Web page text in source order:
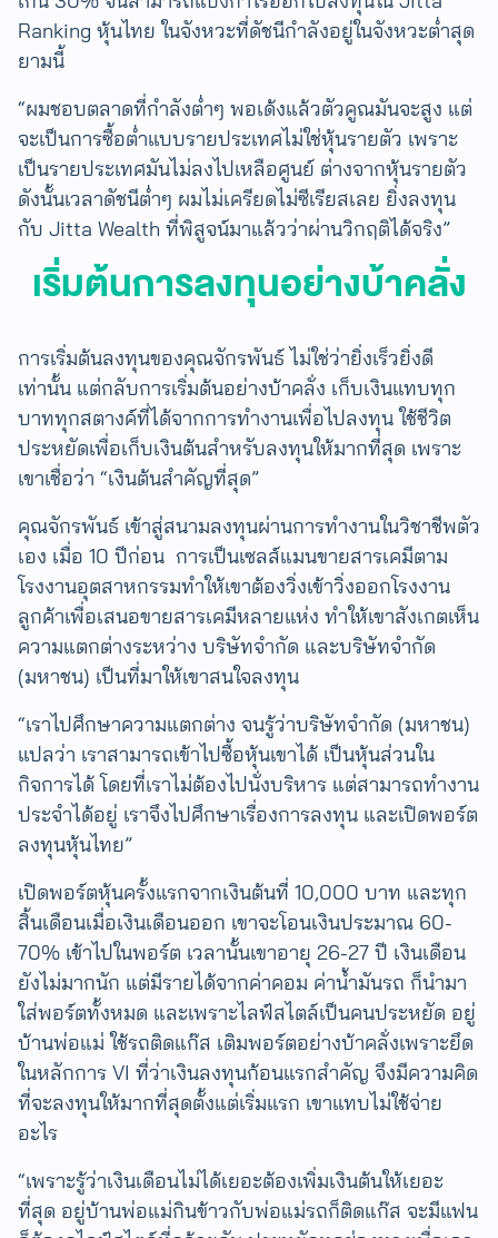
Ranking หุ้นไทย ในจังหวะที่ดัชนีกำลังอยู่ในจังหวะต่ำสุด
ยามนี้
“ผมชอบตลาดที่กำลังต่ำๆ พอเด้งแล้วตัวคูณมันจะสูง แต่
จะเป็นการซื้อต่ำแบบรายประเทศไม่ใช่หุ้นรายตัว เพราะ
เป็นรายประเทศมันไม่ลงไปเหลือศูนย์ ​ต่างจากหุ้นรายตัว​
ดังนั้นเวลาดัชนีต่ำๆ ผมไม่เครียดไม่ซีเรียสเลย ยิ่งลงทุน
กับ Jitta Wealth ที่พิสูจน์มาแล้วว่าผ่านวิกฤติได้จริง”
เริ่มต้นการลงทุนอย่างบ้าคลั่ง
การเริ่มต้นลงทุนของคุณจักรพันธ์ ไม่ใช่ว่ายิ่งเร็วยิ่งดี
เท่านั้น​ แต่กลับการเริ่มต้นอย่างบ้าคลั่ง เก็บเงินแทบทุก
บาททุกสตางค์ที่ได้จากการทำงานเพื่อไปลงทุน ใช้ชีวิต
ประหยัดเพื่อเก็บเงินต้นสำหรับลงทุนให้มากที่สุด เพราะ
เขาเชื่อว่า “เงินต้นสำคัญที่สุด”
คุณจักรพันธ์ เข้าสู่สนามลงทุนผ่านการทำงานในวิชาชีพตัว
เอง เมื่อ 10 ปีก่อน การเป็นเซลส์แมนขายสารเคมีตาม
โรงงานอุตสาหกรรมทำให้เขาต้องวิ่งเข้าวิ่งออกโรงงาน
ลูกค้าเพื่อเสนอขายสารเคมีหลายแห่ง ทำให้เขาสังเกตเห็น
ความแตกต่างระหว่าง บริษัทจำกัด และบริษัทจำกัด
(มหาชน) เป็นที่มาให้เขาสนใจลงทุน
“เราไปศึกษาความแตกต่าง จนรู้ว่าบริษัท​จำกัด (มหาชน)​​
แปลว่า เราสามารถเข้าไปซื้อหุ้นเขาได้ เป็นหุ้นส่วนใน
กิจการได้ โดยที่เราไม่ต้องไปนั่งบริหาร แต่สามารถทำงาน
ประจำได้อยู่​ เราจึงไปศึกษาเรื่องการลงทุน และเปิดพอร์ต
ลงทุนหุ้นไทย”
เปิดพอร์ตหุ้นครั้งแรกจากเงินต้นที่ 10,000 บาท และทุก
สิ้นเดือนเมื่อเงินเดือนออก เขาจะโอนเงินประมาณ 60-
70% เข้าไปในพอร์ต เวลานั้นเขาอายุ 26-27 ปี เงินเดือน
ยังไม่มากนัก แต่มีรายได้จากค่าคอม ค่าน้ำมันรถ ก็นำมา
ใส่พอร์ตทั้งหมด และเพราะไลฟ์สไตล์เป็นคนประหยัด อยู่
บ้านพ่อแม่ ใช้รถติดแก๊ส เติมพอร์ตอย่างบ้าคลั่งเพราะยึด
ในหลักการ VI ที่ว่าเงินลงทุนก้อนแรกสำคัญ จึงมีความคิด
ที่จะลงทุนให้มากที่สุดตั้งแต่เริ่มแรก เขาแทบไม่ใช้จ่าย
อะไร
“เพราะรู้ว่าเงินเดือนไม่ได้เยอะต้องเพิ่มเงินต้นให้เยอะ
ที่สุด อยู่บ้านพ่อแม่กินข้าวกับพ่อแม่​รถก็ติดแก๊ส​ จะมีแฟน